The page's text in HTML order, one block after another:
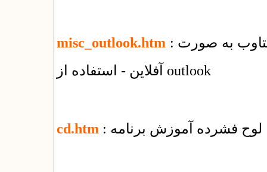
misc_outlook.htm : راهنمای استفاده از سرویس ایمیل شرکت یکتاوب به صورت
آفلاین - استفاده از outlook
cd.htm : لوح فشرده آموزش برنامه